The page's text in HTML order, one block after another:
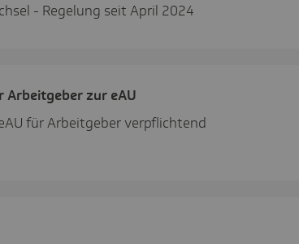
- Regelung seit April 2024
Arbeit­geber zur eAU
für Arbeitgeber verpflichtend